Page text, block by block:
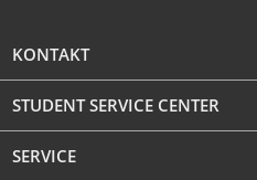
KONTAKT
STUDENT SERVICE CENTER
SERVICE